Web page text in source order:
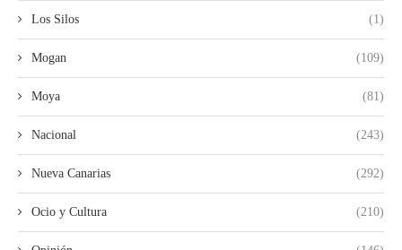
Los Silos (1)
Mogan (109)
Moya (81)
Nacional (243)
Nueva Canarias (292)
Ocio y Cultura (210)